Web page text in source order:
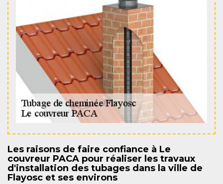
Les raisons de faire confiance à Le
couvreur PACA pour réaliser les travaux
d'installation des tubages dans la ville de
Flayosc et ses environs